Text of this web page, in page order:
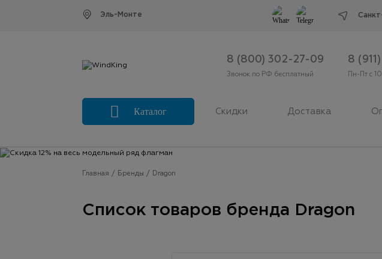
Эль-Монте
8 (800) 302-27-09
Звонок по РФ бесплатный
8
Пн-Пт с
Каталог Скидки Доставка
Главная Бренды Dragon
Список товаров бренда Dragon